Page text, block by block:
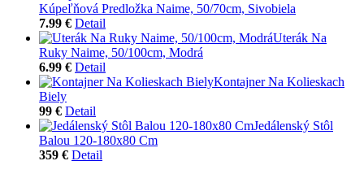
Kúpeľňová Predložka Naime, 50/70cm, Sivobiela
7.99 € Detail
Uterák Na
Ruky Naime, 50/100cm, Modrá
6.99 € Detail
Kontajner Na Kolieskach
Biely
99 € Detail
Jedálenský Stôl
Balou 120-180x80 Cm
359 € Detail